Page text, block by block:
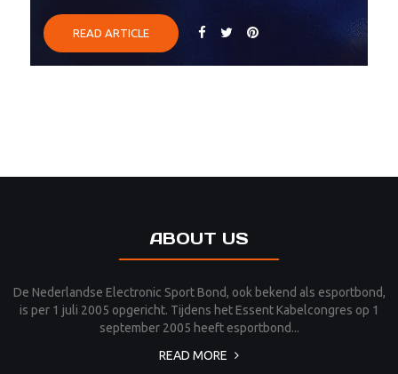
READ ARTICLE
ABOUT US
De Nederlandse Electronic Sport Bond, ook bekend als esportbond,
is per 1 juli 2005 opgericht. Tijdens het Essent Kabelcongres op 1
september 2005 heeft esportbond...
READ MORE